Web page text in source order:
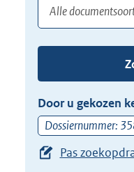
(dossier)nummer
uw
zoekterm
of
(dossier)nummer
in
of
de
pijl
beneden
toets
Door u gekozen
Dossiernummer:
Pas